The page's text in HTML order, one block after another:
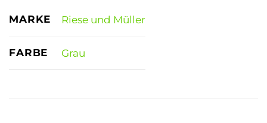
MARKE Riese und Müller
FARBE Grau